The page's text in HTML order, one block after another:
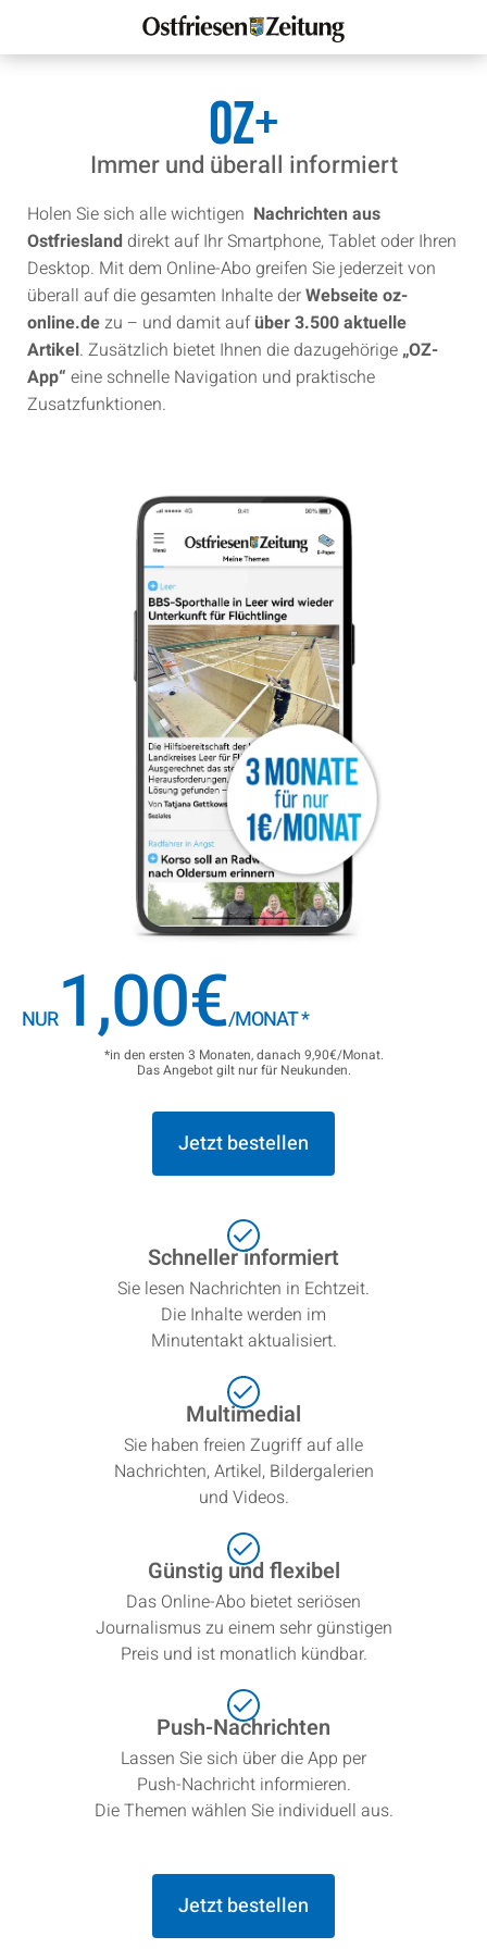
OZ+
Immer und überall informiert
Holen Sie sich alle wichtigen Nachrichten aus
Ostfriesland direkt auf Ihr Smartphone, Tablet oder Ihren
Desktop. Mit dem Online-Abo greifen Sie jederzeit von
überall auf die gesamten Inhalte derWebseite oz-
online.dezu – und damit aufüber 3.500 aktuelle
Artikel. Zusätzlich bietet Ihnen die dazugehörige„OZ-
App“ eine schnelle Navigation und praktische
Zusatzfunktionen.
NUR1,00€/MONAT*
*in den ersten 3 Monaten, danach 9,90€/Monat.
Das Angebot gilt nur für Neukunden.
Jetzt bestellen
Schneller informiert
Sie lesen Nachrichten in Echtzeit.
Die Inhalte werden im
Minutentakt aktualisiert.
Multimedial
Sie haben freien Zugriff auf alle
Nachrichten, Artikel, Bildergalerien
und Videos.
Günstig und flexibel
Das Online-Abo bietet seriösen
Journalismus zu einem sehr günstigen
Preis und ist monatlich kündbar.
Push-Nachrichten
Lassen Sie sich über die App per
Push-Nachricht informieren.
Die Themen wählen Sie individuell aus.
Jetzt bestellen